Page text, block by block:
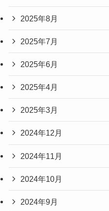
2025年8月
2025年7月
2025年6月
2025年4月
2025年3月
2024年12月
2024年11月
2024年10月
2024年9月